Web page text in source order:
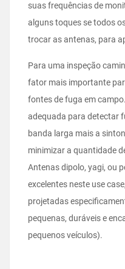
suas frequências de
alguns toques se todos
trocar as antenas, para
Para uma inspeção
fator mais importante
fontes de fuga em
adequada para detectar
banda larga mais a
minimizar a quantidade
Antenas dipolo, yagi, ou
excelentes neste use
projetadas
pequenas, duráveis e
pequenos veículos).